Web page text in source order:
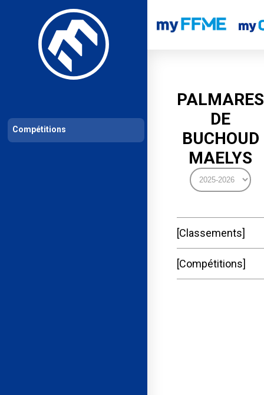
Les compétitions Calendrier de compétitions Classements
PALMARES
DE
BUCHOUD
MAELYS
Classements
Compétitions
Compétitions